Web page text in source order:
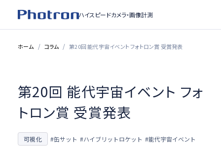
ハイスピードカメラ・画像計測
ホーム コラム 第20回 能代宇宙イベント フォトロン賞 受賞発表
第20回 能代宇宙イベント フォ
トロン賞 受賞発表
可視化 #缶サット #ハイブリットロケット #能代宇宙イベント